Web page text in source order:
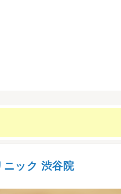
ニック 渋谷院